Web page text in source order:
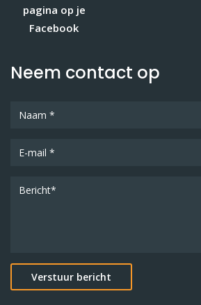
pagina op je
Facebook
Neem contact op